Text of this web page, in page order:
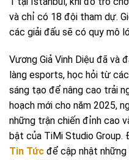
và chỉ có 18 đội tham dự.
các giải đấu sẽ có quy mô
Vương Giả Vinh Diệu đã và
làng esports, học hỏi từ
sáng tạo để nâng cao trải
hoạch mới cho năm 2025,
những trận chiến đỉnh cao
bật của TiMi Studio Group.
Tin Tức để cập nhật